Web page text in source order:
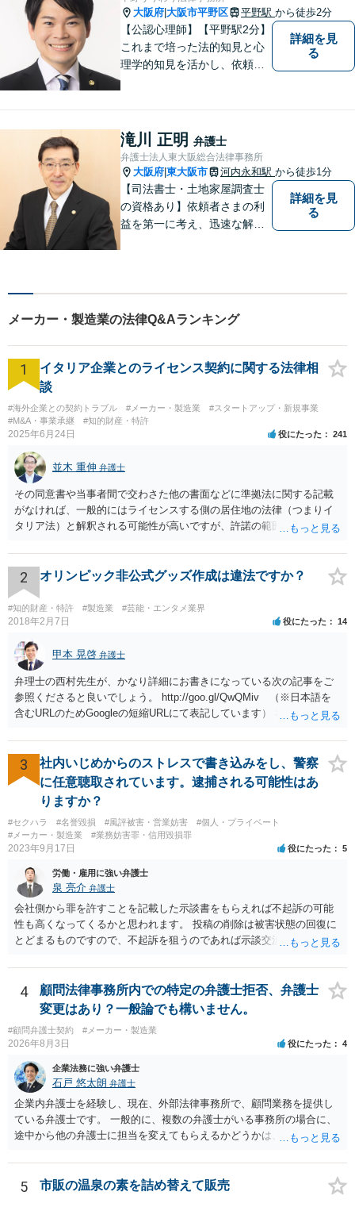
談】大阪府 大阪市平野区 平野駅 から徒歩2分
【公認心理師】【平野駅2分】
これまで培った法的知見と心
理学的知見を活かし、依頼者
も、まずはご相談ください。
詳細を見
る
滝川 正明 弁護士
弁護士法人東大阪総合法律事務所
大阪府 東大阪市 河内永和駅 から徒歩1分
【司法書士・土地家屋調査士
の資格あり】依頼者さまの利
益を第一に考え、迅速な解決
ムーズな明け渡し請求で依頼
者さまの被害を最小限に抑え
る」
詳細を見
る
メーカー・製造業の法律Q&Aランキング
1
イタリア企業とのライセンス契約に関する法律相
談
#海外企業との契約トラブル #メーカー・製造業
#スタートアップ・新規事業
#M&A・事業承継
#知的財産・特許
2025年6月24日 役にたった 241
並木 重伸 弁護士
その同意書や当事者間で交わさた他の書面などに準拠法に関する記載
がなければ、一般的にはライセンスする側の居住地の法律（つまりイ
タリア法）と解釈される可能性が高いですが、許諾の範囲が日本国内
あります。 なお、仮に日本法になるとしても、新しい会社との間で契
約が有効かどうかは、ライセンスされた権利の種類（著作権、商標
権、特許権など）や契約の時期などを見て判断する必要があります。
いずれにせよ具体的事情が分からないと確定的な回答は難しいと思わ
れますので、弁護士に直接相談されることをお勧めします。
2 オリンピック非公式グッズ作成は違法ですか？
#知的財産・特許 #製造業 #芸能・エンタメ業界
2018年2月7日 役にたった 14
甲本 晃啓 弁護士
弁理士の西村先生が、かなり詳細にお書きになっている次の記事をご
参照くださると良いでしょう。 http://goo.gl/QwQMiv （※日本語を
含むURLのためGoogleの短縮URLにて表記しています） 私も同先生と
とも不正競争防止法上の問題は生じうると思います。
3
社内いじめからのストレスで書き込みをし、警察
に任意聴取されています。逮捕される可能性はあ
りますか？
#セクハラ #名誉毀損 #風評被害・営業妨害
#個人・プライベート
#メーカー・製造業
#業務妨害罪・信用毀損罪
2023年9月17日 役にたった 5
労働・雇用に強い弁護士
泉 亮介 弁護士
会社側から罪を許すことを記載した示談書をもらえれば不起訴の可能
性も高くなってくるかと思われます。 投稿の削除は被害状態の回復に
とどまるものですので、不起訴を狙うのであれば示談交渉はされた方
4
顧問法律事務所内での特定の弁護士拒否、弁護士
変更はあり？一般論でも構いません。
#顧問弁護士契約 #メーカー・製造業
2026年8月3日 役にたった 4
企業法務に強い弁護士
石戸 悠太朗 弁護士
企業内弁護士を経験し、現在、外部法律事務所で、顧問業務を提供し
ている弁護士です。 一般的に、複数の弁護士がいる事務所の場合に、
途中から他の弁護士に担当を変えてもらえるかどうかは、当該事務所
が不満を抱いている弁護士を担当にすることは望ましくないため、別
の弁護士に変更するのが通常でしょう。それでも、担当弁護士を変え
てくれない場合は、他の弁護士の担当案件が一般で担当を変えられな
5 市販の温泉の素を詰め替えて販売